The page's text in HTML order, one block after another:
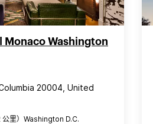
Monaco Washington
20004, United
公里）Washington D.C.